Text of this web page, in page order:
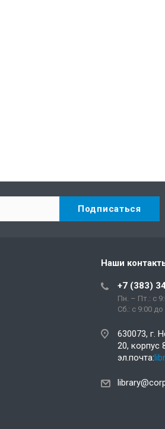
Наши
+7 (383)
Пн. – Пт.: с
Сб.: c 9:00 до
630073, г.
20, корпус
эл.почта: